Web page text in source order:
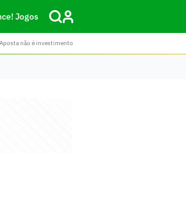
Jogos
não é investimento